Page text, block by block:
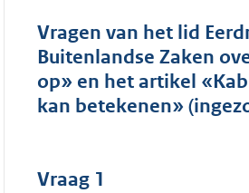
Vragen van het lid
Buitenlandse Zaken
op» en het artikel
kan betekenen»
Vraag 1